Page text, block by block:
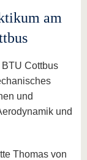
am
BTU Cottbus
und
und
Thomas von